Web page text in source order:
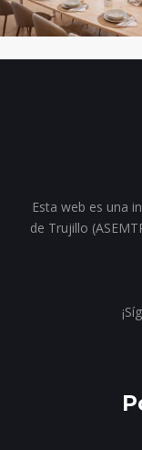
Esta web es una
de Trujillo